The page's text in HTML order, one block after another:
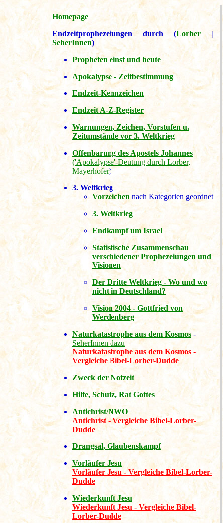
Homepage
Endzeitprophezeiungen durch (Lorber |
SeherInnen)
Propheten einst und heute
Apokalypse - Zeitbestimmung
Endzeit-Kennzeichen
Endzeit A-Z-Register
Warnungen, Zeichen, Vorstufen u.
Zeitumstände vor 3. Weltkrieg
Offenbarung des Apostels Johannes
('Apokalypse'-Deutung durch Lorber,
Mayerhofer)
3. Weltkrieg
Vorzeichen nach Kategorien geordnet
3. Weltkrieg
Endkampf um Israel
Statistische Zusammenschau
verschiedener Prophezeiungen und
Visionen
Der Dritte Weltkrieg - Wo und wo
nicht in Deutschland?
Vision 2004 - Gottfried von
Werdenberg
Naturkatastrophe aus dem Kosmos -
SeherInnen dazu
Naturkatastrophe aus dem Kosmos -
Vergleiche Bibel-Lorber-Dudde
Zweck der Notzeit
Hilfe, Schutz, Rat Gottes
Antichrist/NWO
Antichrist - Vergleiche Bibel-Lorber-
Dudde
Drangsal, Glaubenskampf
Vorläufer Jesu
Vorläufer Jesu - Vergleiche Bibel-Lorber-
Dudde
Wiederkunft Jesu
Wiederkunft Jesu - Vergleiche Bibel-
Lorber-Dudde